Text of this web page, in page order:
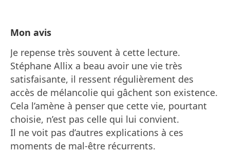
Mon avis
Je repense très souvent à cette lecture.
Stéphane Allix a beau avoir une vie très
satisfaisante, il ressent régulièrement des
accès de mélancolie qui gâchent son existence.
Cela l’amène à penser que cette vie, pourtant
choisie, n’est pas celle qui lui convient.
Il ne voit pas d’autres explications à ces
moments de mal-être récurrents.